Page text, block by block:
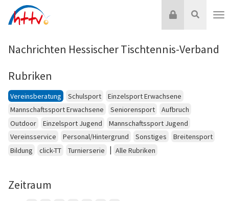
Inhalt
Suche
Login
Nachrichten Hessischer Tischtennis-Verband
Rubriken
Vereinsberatung Schulsport
Einzelsport Erwachsene
Mannschaftssport Erwachsene
Seniorensport
Aufbruch
Outdoor
Einzelsport Jugend
Mannschaftssport Jugend
Vereinsservice
Personal/Hintergrund Sonstiges
Breitensport
Bildung
click-TT Turnierserie | Alle Rubriken
Zeitraum